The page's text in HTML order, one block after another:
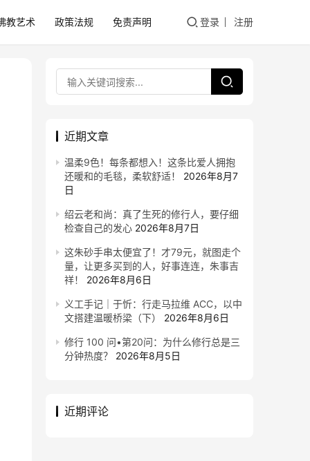
教艺术 政策法规 免责声明 登录 注册
近期文章
温柔9色！每条都想入！这条比爱人拥抱
还暖和的毛毯，柔软舒适！
2026年8月7
日
绍云老和尚：真了生死的修行人，要仔细
检查自己的发心 2026年8月7日
这朱砂手串太便宜了！才79元，就图走个
量，让更多买到的人，好事连连，朱事吉
祥！
2026年8月6日
义工手记｜于忻：行走马拉维 ACC，以中
文搭建温暖桥梁（下）
2026年8月6日
修行 100 问•第20问：为什么修行总是三
分钟热度？
2026年8月5日
近期评论